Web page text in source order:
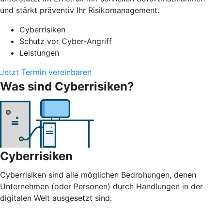
und stärkt präventiv Ihr Risikomanagement.
Cyberrisiken
Schutz vor Cyber-Angriff
Leistungen
Jetzt Termin vereinbaren
Was sind Cyberrisiken?
Cyberrisiken
Cyberrisiken sind alle möglichen Bedrohungen, denen
Unternehmen (oder Personen) durch Handlungen in der
digitalen Welt ausgesetzt sind.